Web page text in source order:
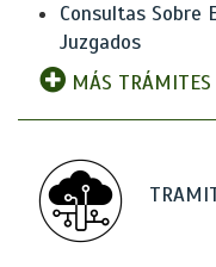
Consultas Sobre
Juzgados
MÁS TRÁMITES